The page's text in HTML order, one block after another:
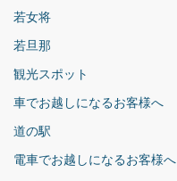
若女将
若旦那
観光スポット
車でお越しになるお客様へ
道の駅
電車でお越しになるお客様へ